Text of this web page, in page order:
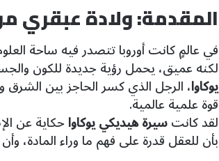
المقدمة: ولادة عبقري
في عالمٍ كانت أوروبا تتصدر فيه ساحة
لكنه عميق، يحمل رؤية جديدة للكون
يوكاوا، الرجل الذي كسر الحاجز بين الشرق
قوة علمية عالمية.
لقد كانتسيرة هيديكي يوكاواحكاية عن
بأن للعقل قدرة على فهم ما وراء المادة،